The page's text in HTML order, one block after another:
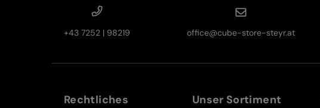
+43 7252 | 98219 office@cube-store-steyr.at
Rechtliches Unser Sortiment